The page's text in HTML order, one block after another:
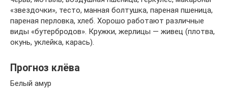
«звездочки», тесто, манная болтушка, пареная пшеница,
пареная перловка, хлеб. Хорошо работают различные
виды «бутербродов». Кружки, жерлицы — живец (плотва,
окунь, уклейка, карась).
Прогноз клёва
Белый амур